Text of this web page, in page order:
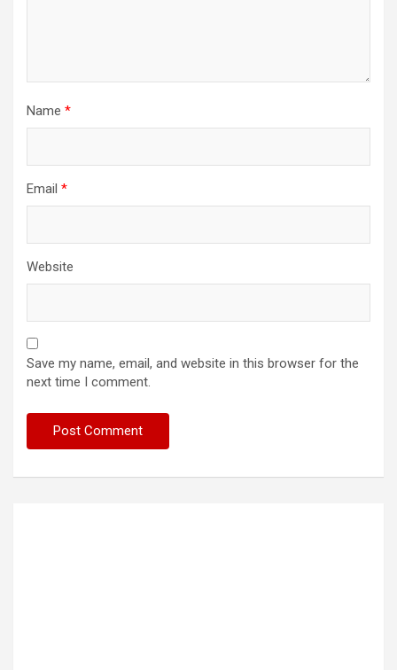
Name *
Email *
Website
Save my name, email, and website in this browser for the
next time I comment.